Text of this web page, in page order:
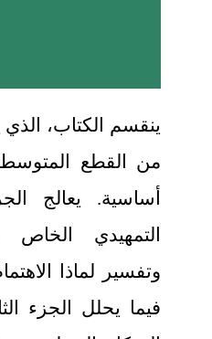
من القطع
أساسية. يعالج
التمهيدي الخاص
وتفسير لماذا
فيما يحلل الجزء